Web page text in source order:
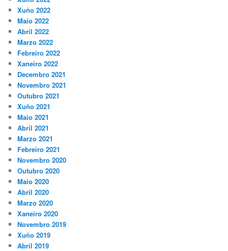
Xuño 2022
Maio 2022
Abril 2022
Marzo 2022
Febreiro 2022
Xaneiro 2022
Decembro 2021
Novembro 2021
Outubro 2021
Xuño 2021
Maio 2021
Abril 2021
Marzo 2021
Febreiro 2021
Novembro 2020
Outubro 2020
Maio 2020
Abril 2020
Marzo 2020
Xaneiro 2020
Novembro 2019
Xuño 2019
Abril 2019